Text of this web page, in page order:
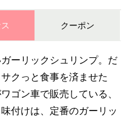
クーポン
ーリックシュリンプ。だ
クっと食事を済ませた
ゴン車で販売している、
付けは、定番のガーリッ